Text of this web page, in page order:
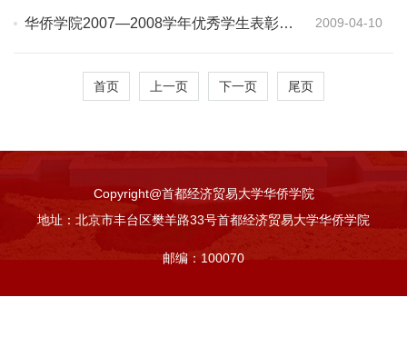
华侨学院2007—2008学年优秀学生表彰决
2009-04-10
首页 上一页 下一页 尾页
Copyright@首都经济贸易大学华侨学院
地址：北京市丰台区樊羊路33号首都经济贸易大学华侨学院
邮编：100070